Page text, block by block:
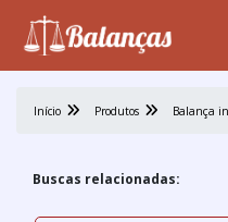
Início Produtos
Buscas relacionadas: